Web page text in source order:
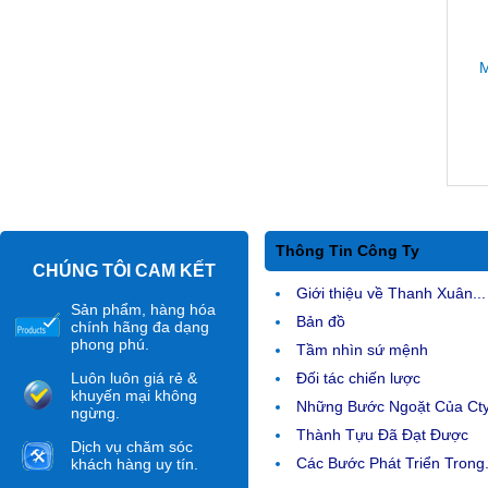
CHÚNG TÔI CAM KẾT
Sản phẩm, hàng hóa
chính hãng đa dạng
phong phú.
Luôn luôn giá rẻ &
khuyến mại không
ngừng.
Dịch vụ chăm sóc
khách hàng uy tín.
Thông Tin Công Ty
Giới thiệu về Thanh Xuân...
Bản đồ
Tầm nhìn sứ mệnh
Đối tác chiến lược
Những Bước Ngoặt Của
Thành Tựu Đã Đạt Được
Các Bước Phát Triển